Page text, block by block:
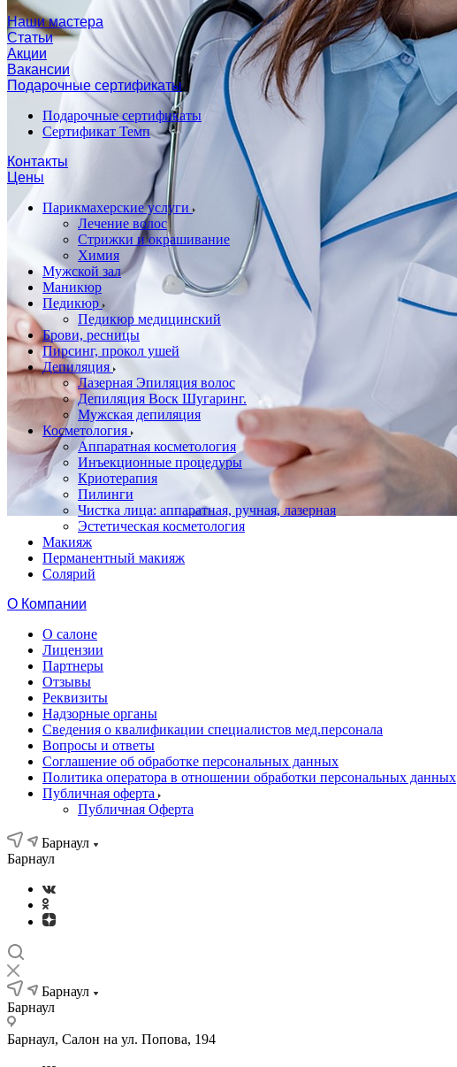
Наши мастера
Статьи
Акции
Вакансии
Подарочные сертификаты
Подарочные сертификаты
Сертификат Темп
Контакты
Цены
Парикмахерские услуги
Лечение волос
Стрижки и окрашивание
Химия
Мужской зал
Маникюр
Педикюр
Педикюр медицинский
Брови, ресницы
Пирсинг, прокол ушей
Депиляция
Лазерная Эпиляция волос
Депиляция Воск Шугаринг.
Мужская депиляция
Косметология
Аппаратная косметология
Инъекционные процедуры
Криотерапия
Пилинги
Чистка лица: аппаратная, ручная, лазерная
Эстетическая косметология
Макияж
Перманентный макияж
Солярий
О Компании
О салоне
Лицензии
Партнеры
Отзывы
Реквизиты
Надзорные органы
Сведения о квалификации специалистов мед.персонала
Вопросы и ответы
Соглашение об обработке персональных данных
Политика оператора в отношении обработки персональных данных
Публичная оферта
Публичная Оферта
Барнаул
Барнаул
Барнаул
Барнаул
Барнаул, Салон на ул. Попова, 194